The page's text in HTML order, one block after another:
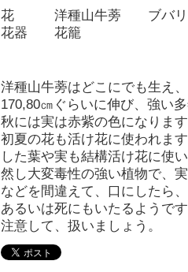
花 洋種山牛蒡 ブバリ
花器 花籠
洋種山牛蒡はどこにでも生え
170,80㎝ぐらいに伸び、強い
秋には実は赤紫の色になりま
初夏の花も活け花に使われま
した葉や実も結構活け花に使
然し大変毒性の強い植物で、
などを間違えて、口にしたら
あるいは死にもいたるようで
注意して、扱いましょう。